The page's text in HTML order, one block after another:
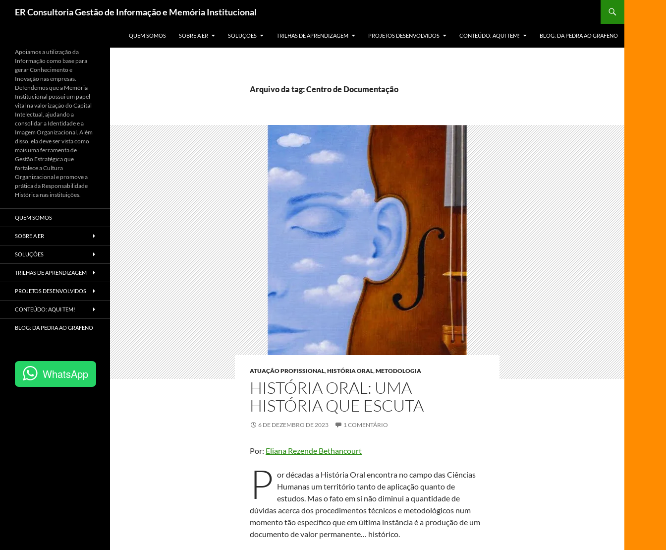
ER Consultoria Gestão de Informação e Memória Institucional
QUEM SOMOS
SOBRE A ER SOLUÇÕES TRILHAS DE APRENDIZAGEM PROJETOS DESENVOLVIDOS CONTEÚDO: AQUI TEM! BLOG: DA PEDRA AO GRAFENO
Arquivo da tag: Centro de Documentação
ATUAÇÃO PROFISSIONAL,HISTÓRIA ORAL,METODOLOGIA
HISTÓRIA ORAL: UMA
HISTÓRIA QUE ESCUTA
6 DE DEZEMBRO DE 2023 1 COMENTÁRIO
Por: Eliana Rezende Bethancourt
P or décadas a História Oral encontra no campo das Ciências
Humanas um território tanto de aplicação quanto de
estudos. Mas o fato em si não diminui a quantidade de
dúvidas acerca dos procedimentos técnicos e metodológicos num
momento tão específico que em última instância é a produção de um
documento de valor permanente… histórico.
Apoiamos a utilização da
Informação como base para
gerar Conhecimento e
Inovação nas empresas.
Defendemos que a Memória
Institucional possui um papel
vital na valorização do Capital
Intelectual, ajudando a
consolidar a Identidade e a
Imagem Organizacional. Além
disso, ela deve ser vista como
mais uma ferramenta de
Gestão Estratégica que
fortalece a Cultura
Organizacional e promove a
prática da Responsabilidade
Histórica nas instituições.
QUEM SOMOS
SOBRE A ER
SOLUÇÕES
TRILHAS DE APRENDIZAGEM
PROJETOS DESENVOLVIDOS
CONTEÚDO: AQUI TEM!
BLOG: DA PEDRA AO GRAFENO
WhatsApp